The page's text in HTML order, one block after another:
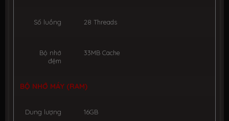
Số luồng 28 Threads
Bộ nhớ
đệm
33MB Cache
BỘ NHỚ MÁY (RAM)
Dung lượng 16GB